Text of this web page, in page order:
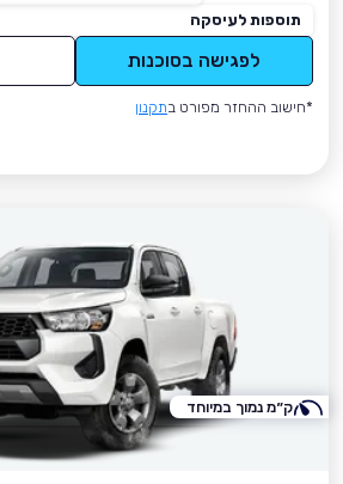
תוספות לעיסקה
לפגישה בסוכנות
*חישוב ההחזר מפורט בתקנון
ק״מ נמוך במיוחד